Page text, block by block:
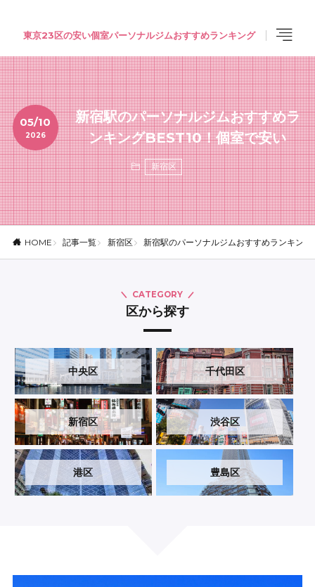
東京23区の安い個室パーソナルジムおすすめランキング
05/10
2026
新宿駅のパーソナルジムおすすめラ
ンキングBEST10！個室で安い
新宿区
HOME 記事一覧 新宿区 新宿駅のパーソナルジムおすすめランキン
区から探す
CATEGORY
中央区 千代田区
新宿区 渋谷区
港区 豊島区